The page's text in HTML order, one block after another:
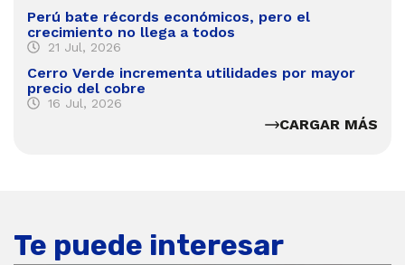
Perú bate récords económicos, pero el
crecimiento no llega a todos
21 Jul, 2026
Cerro Verde incrementa utilidades por mayor
precio del cobre
16 Jul, 2026
CARGAR MÁS
Te puede interesar